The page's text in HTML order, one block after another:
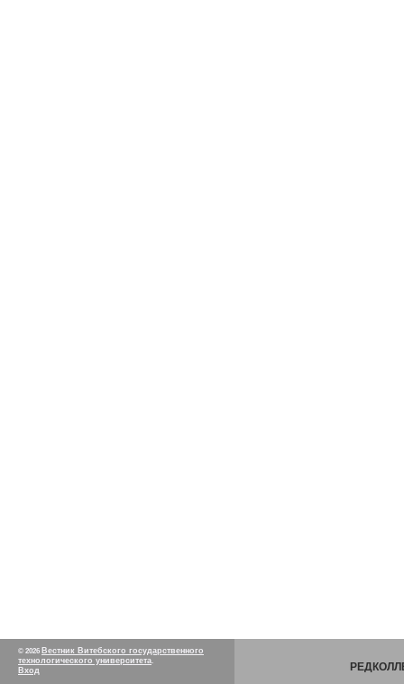
© 2026 Вестник Витебского государственного
технологического университета.
Вход